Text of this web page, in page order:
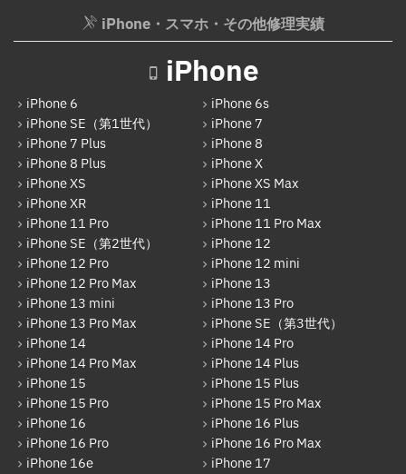
AppleWatchフロントパネル交換修理
Google Pixel
Xperia
Galaxy
OPPO
HUAWEI
arrows
Xiaomi
Motolora
その他Android
iPad
iPad Pro 12.9インチ（第6世代）
iPad Air（第1世代）
iPad mini（第2世代）
iPhone・スマホ・その他修理実績
iPhone
iPhone 6
iPhone 6s
iPhone SE（第1世代）
iPhone 7
iPhone 7 Plus
iPhone 8
iPhone 8 Plus
iPhone X
iPhone XS
iPhone XS Max
iPhone XR
iPhone 11
iPhone 11 Pro
iPhone 11 Pro Max
iPhone SE（第2世代）
iPhone 12
iPhone 12 Pro
iPhone 12 mini
iPhone 12 Pro Max
iPhone 13
iPhone 13 mini
iPhone 13 Pro
iPhone 13 Pro Max
iPhone SE（第3世代）
iPhone 14
iPhone 14 Pro
iPhone 14 Pro Max
iPhone 14 Plus
iPhone 15
iPhone 15 Plus
iPhone 15 Pro
iPhone 15 Pro Max
iPhone 16
iPhone 16 Plus
iPhone 16 Pro
iPhone 16 Pro Max
iPhone 16e
iPhone 17